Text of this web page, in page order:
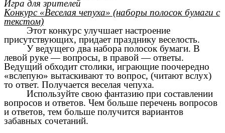
Игра для зрителей
Конкурс «Веселая чепуха» (наборы полосок бумаги с
текстом)
Этот конкурс улучшает настроение
присутствующих, придает празднику веселость.
У ведущего два набора полосок бумаги. В
левой руке — вопросы, в правой — ответы.
Ведущий обходит столики, играющие поочередно
«вслепую» вытаскивают то вопрос, (читают вслух)
то ответ. Получается веселая чепуха.
Используйте свою фантазию при составлении
вопросов и ответов. Чем больше перечень вопросов
и ответов, тем больше получится вариантов
забавных сочетаний.